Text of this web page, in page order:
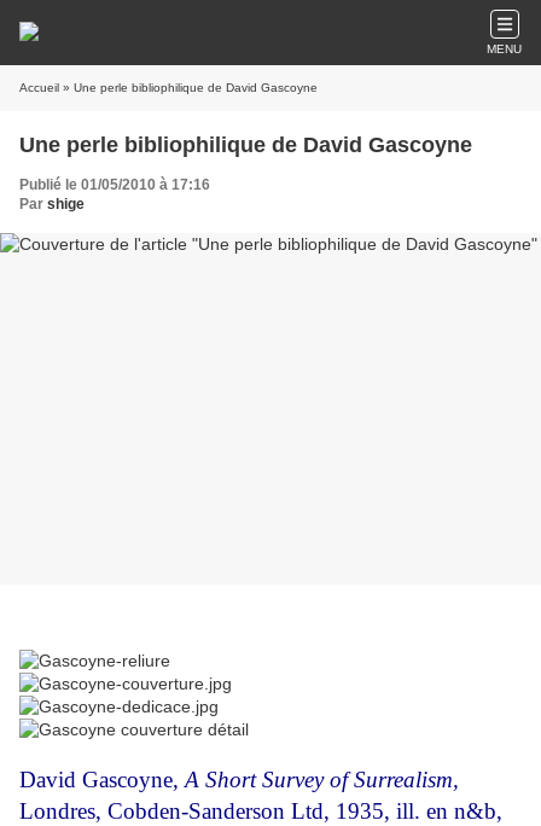
MENU
Accueil » Une perle bibliophilique de David Gascoyne
Une perle bibliophilique de David Gascoyne
Publié le 01/05/2010 à 17:16
Par shige
David Gascoyne, A Short Survey of Surrealism,
Londres, Cobden-Sanderson Ltd, 1935, ill. en n&b,